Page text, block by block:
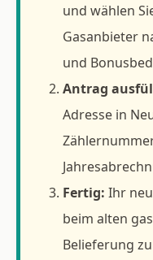
und wählen
Gasanbieter
und
Antrag
Adresse in
Fertig: Ihr
beim alten
Belieferung